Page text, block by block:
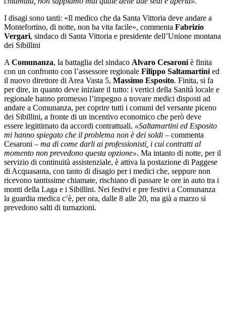
I disagi sono tanti: «Il medico che da Santa Vittoria deve andare a
Montefortino, di notte, non ha vita facile», commenta Fabrizio
Vergari, sindaco di Santa Vittoria e presidente dell’Unione montana
dei Sibillini
A Comunanza, la battaglia del sindaco Alvaro Cesaroni è finita
con un confronto con l’assessore regionale Filippo Saltamartini ed
il nuovo direttore di Area Vasta 5, Massimo Esposito. Finita, si fa
per dire, in quanto deve iniziare il tutto: i vertici della Sanità locale e
regionale hanno promesso l’impegno a trovare medici disposti ad
andare a Comunanza, per coprire tutti i comuni del versante piceno
dei Sibillini, a fronte di un incentivo economico che però deve
essere legittimato da accordi contrattuali. «Saltamartini ed Esposito
mi hanno spiegato che il problema non è dei soldi – commenta
Cesaroni – ma di come darli ai professionisti, i cui contratti al
momento non prevedono questa opzione». Ma intanto di notte, per il
servizio di continuità assistenziale, è attiva la postazione di Paggese
di Acquasanta, con tanto di disagio per i medici che, seppure non
ricevono tantissime chiamate, rischiano di passare le ore in auto tra i
monti della Laga e i Sibillini. Nei festivi e pre festivi a Comunanza
la guardia medica c’è, per ora, dalle 8 alle 20, ma già a marzo si
prevedono salti di turnazioni.